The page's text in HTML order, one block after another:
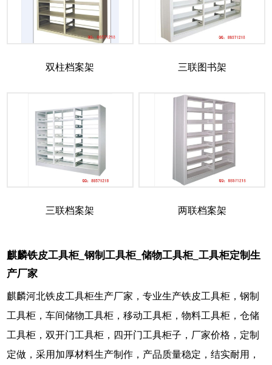
双柱档案架 三联图书架
三联档案架 两联档案架
麒麟铁皮工具柜_钢制工具柜_储物工具柜_工具柜定制生
产厂家
麒麟河北铁皮工具柜生产厂家，专业生产铁皮工具柜，钢制
工具柜，车间储物工具柜，移动工具柜，物料工具柜，仓储
工具柜，双开门工具柜，四开门工具柜子，厂家价格，定制
定做，采用加厚材料生产制作，产品质量稳定，结实耐用，